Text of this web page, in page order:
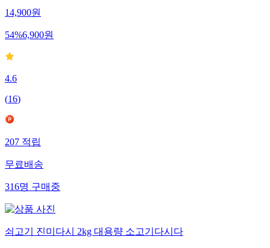
14,900원
54%6,900원
4.6
(16)
207적립
무료배송
316명구매중
쇠고기 진미다시 2kg 대용량 소고기다시다